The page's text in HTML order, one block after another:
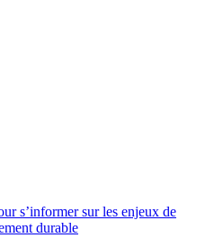
s’informer sur les enjeux de
durable